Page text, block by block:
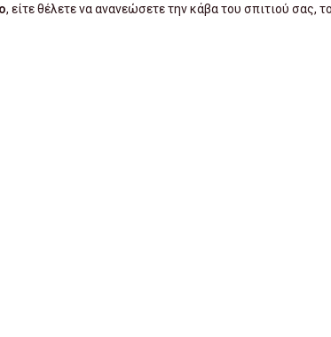
, είτε θέλετε να ανανεώσετε την κάβα του σπιτιού σας,